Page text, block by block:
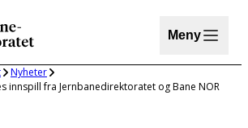
Meny
Nyheter
innspill fra Jernbanedirektoratet og Bane NOR